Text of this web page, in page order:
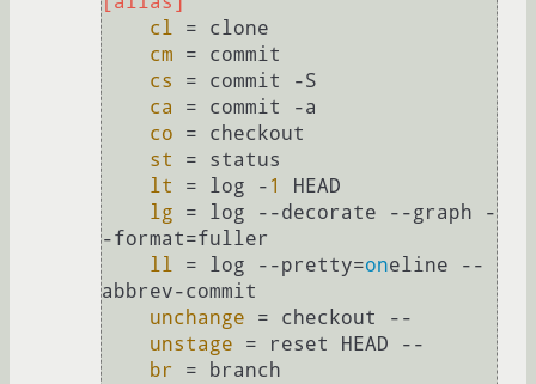
cl = clone
cm = commit
cs
= commit -S
ca
= commit -a
co = checkout
st
= status
lt
= log - 1
HEAD
lg = log --decorate --graph -
-format=fuller
ll = log --pretty=oneline --
abbrev-commit
unchange = checkout --
unstage = reset HEAD --
br = branch